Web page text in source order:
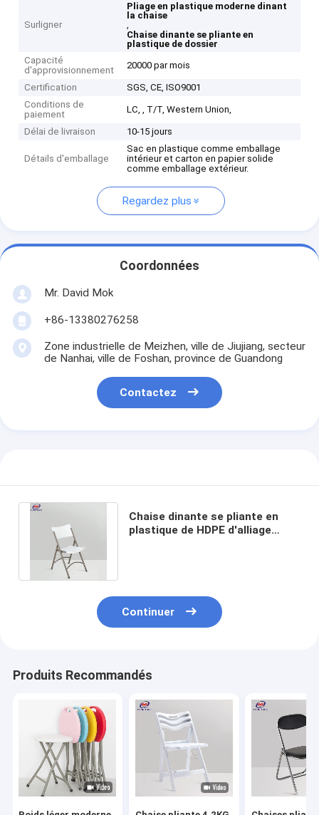
Surligner
Pliage en plastique moderne dinant
la chaise
,
Chaise dinante se pliante en
plastique de dossier
Capacité
d'approvisionnement
20000 par mois
Certification
SGS, CE, ISO9001
Conditions de
paiement
LC, , T/T, Western Union,
Délai de livraison 10-15 jours
Détails d'emballage
Sac en plastique comme emballage
intérieur et carton en papier solide
comme emballage extérieur.
Regardez plus
Coordonnées
Mr. David Mok
+86-13380276258
Zone industrielle de Meizhen, ville de Jiujiang, secteur
de Nanhai, ville de Foshan, province de Guandong
Contactez
Chaise dinante se pliante en
plastique de HDPE d'alliage
Continuer
Produits Recommandés